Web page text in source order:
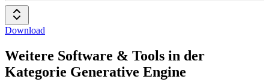
Download
Weitere Software & Tools in der
Kategorie Generative Engine